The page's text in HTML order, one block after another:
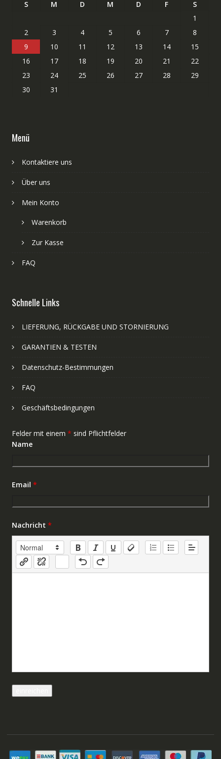
S M D M D F
S
1
2
3 4 5 6 7
8
9
10 11 12 13 14
15
16
17 18 19 20 21
22
23
24 25 26 27 28
29
30
31
Menü
Kontaktiere uns
Über uns
Mein Konto
Warenkorb
Zur Kasse
FAQ
Schnelle Links
LIEFERUNG, RÜCKGABE UND STORNIERUNG
GARANTIEN & TESTEN
Datenschutz-Bestimmungen
FAQ
Geschäftsbedingungen
Felder mit einem * sind Pflichtfelder
Name
Email *
Nachricht *